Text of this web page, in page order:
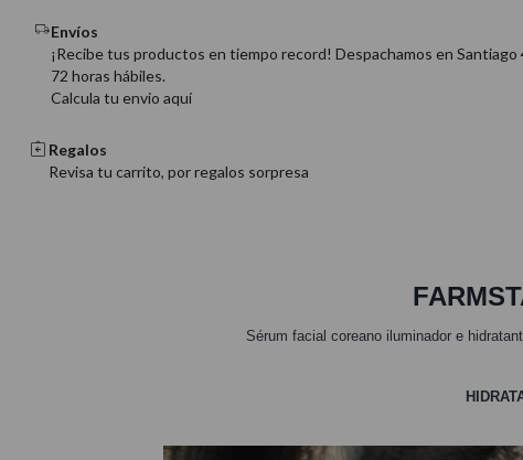
Envíos
¡Recibe tus productos en tiempo record! Despachamos en Santiago
72 horas hábiles.
Calcula tu envio aquí
Regalos
Revisa tu carrito, por regalos sorpresa
Sérum facial coreano iluminador e